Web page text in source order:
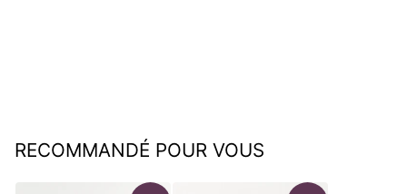
RECOMMANDÉ POUR VOUS